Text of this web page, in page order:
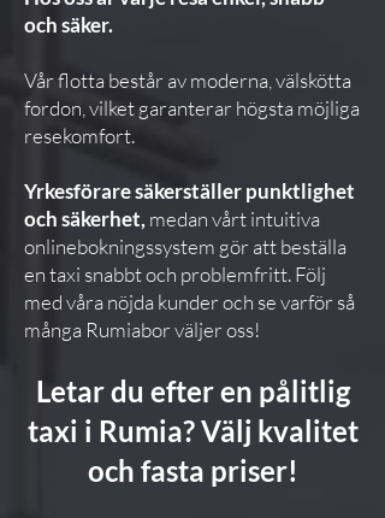
och säker.
Vår flotta består av moderna, välskötta
fordon, vilket garanterar högsta möjliga
resekomfort.
Yrkesförare säkerställer punktlighet
och säkerhet, medan vårt intuitiva
onlinebokningssystem gör att beställa
en taxi snabbt och problemfritt. Följ
med våra nöjda kunder och se varför så
många Rumiabor väljer oss!
Letar du efter en pålitlig
taxi i Rumia? Välj kvalitet
och fasta priser!